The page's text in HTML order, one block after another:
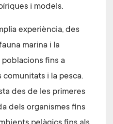
i models.
experiència, des
marina i la
fins a
i la pesca.
des de les primeres
dels organismes fins